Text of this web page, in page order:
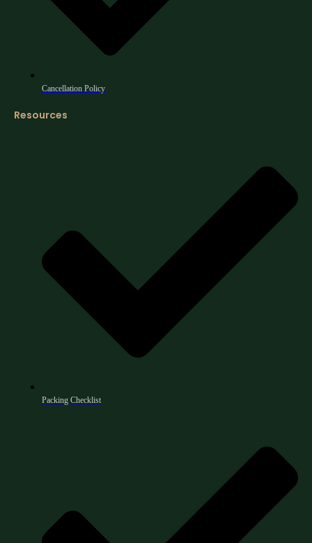
Cancellation Policy
Resources
Packing Checklist